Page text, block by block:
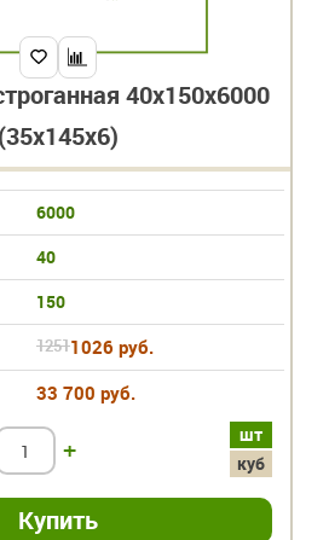
40х150х6000
(35х145х6)
6000
40
150
12511026 руб.
33 700 руб.
шт
куб
+